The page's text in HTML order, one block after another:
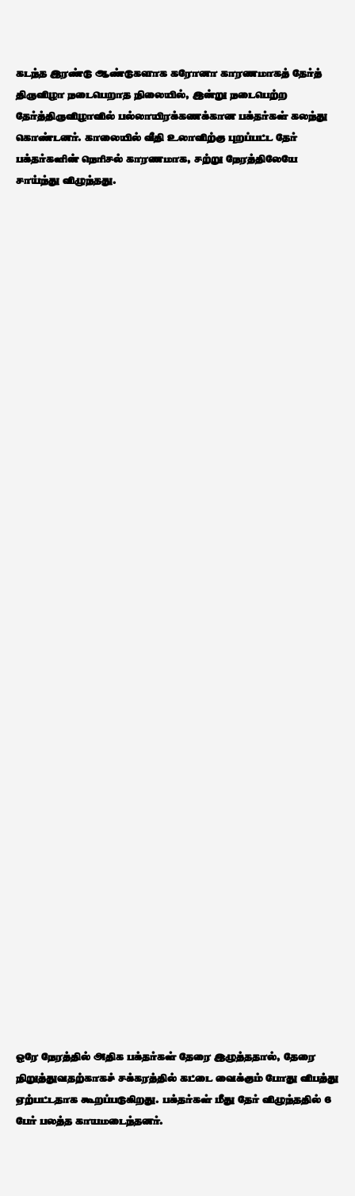
கடந்த இரண்டு ஆண்டுகளாக கரோனா காரணமாகத் தேர்த்
திருவிழா நடைபெறாத நிலையில், இன்று நடைபெற்ற
தேர்த்திருவிழாவில் பல்லாயிரக்கணக்கான பக்தர்கள் கலந்து
கொண்டனர். காலையில் வீதி உலாவிற்கு புறப்பட்ட தேர்
பக்தர்களின் நெரிசல் காரணமாக, சற்று நேரத்திலேயே
சாய்ந்து விழுந்தது.
ஒரே நேரத்தில் அதிக பக்தர்கள் தேரை இழுத்ததால், தேரை
நிறுத்துவதற்காகச் சக்கரத்தில் கட்டை வைக்கும் போது விபத்து
ஏற்பட்டதாக கூறப்படுகிறது. பக்தர்கள் மீது தேர் விழுந்ததில் 6
பேர் பலத்த காயமடைந்தனர்.